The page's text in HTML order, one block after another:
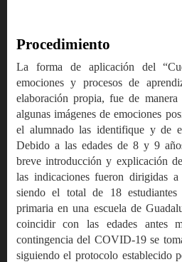
Procedimiento
La forma de aplicación del
emociones y procesos de
elaboración propia, fue de
algunas imágenes de emociones
el alumnado las identifique y de
Debido a las edades de 8 y 9
breve introducción y explicación
las indicaciones fueron dirigidas
siendo el total de 18
primaria en una escuela de
coincidir con las edades antes
contingencia del COVID-19 se
siguiendo el protocolo establecido